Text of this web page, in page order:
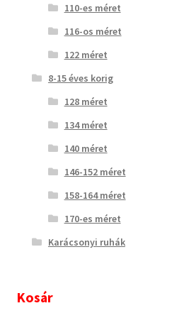
110-es méret
116-os méret
122 méret
8-15 éves korig
128 méret
134 méret
140 méret
146-152 méret
158-164 méret
170-es méret
Karácsonyi ruhák
Kosár